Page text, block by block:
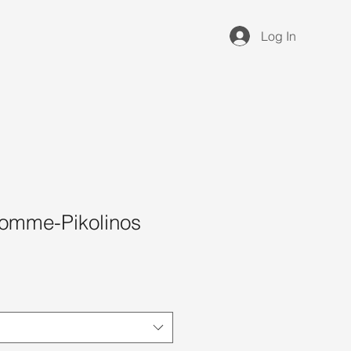
Log In
Pikolinos